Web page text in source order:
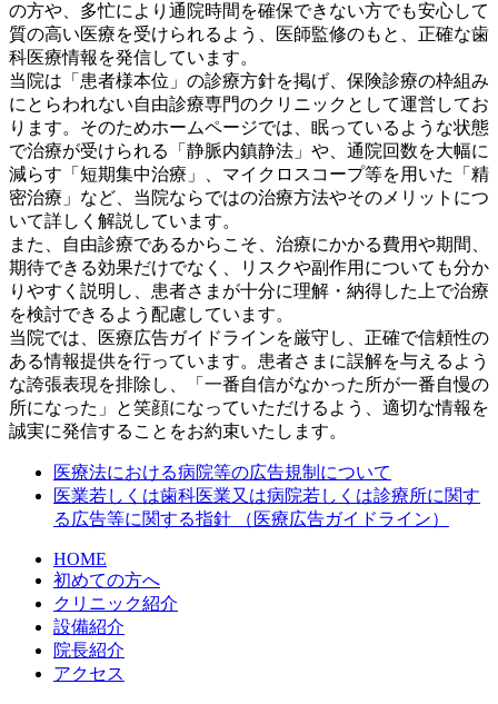
の方や、多忙により通院時間を確保できない方でも安心して
質の高い医療を受けられるよう、医師監修のもと、正確な歯
科医療情報を発信しています。
当院は「患者様本位」の診療方針を掲げ、保険診療の枠組み
にとらわれない自由診療専門のクリニックとして運営してお
ります。そのためホームページでは、眠っているような状態
で治療が受けられる「静脈内鎮静法」や、通院回数を大幅に
減らす「短期集中治療」、マイクロスコープ等を用いた「精
密治療」など、当院ならではの治療方法やそのメリットにつ
いて詳しく解説しています。
また、自由診療であるからこそ、治療にかかる費用や期間、
期待できる効果だけでなく、リスクや副作用についても分か
りやすく説明し、患者さまが十分に理解・納得した上で治療
を検討できるよう配慮しています。
当院では、医療広告ガイドラインを厳守し、正確で信頼性の
ある情報提供を行っています。患者さまに誤解を与えるよう
な誇張表現を排除し、「一番自信がなかった所が一番自慢の
所になった」と笑顔になっていただけるよう、適切な情報を
誠実に発信することをお約束いたします。
医療法における病院等の広告規制について
医業若しくは歯科医業又は病院若しくは診療所に関す
る広告等に関する指針 （医療広告ガイドライン）
HOME
初めての方へ
クリニック紹介
設備紹介
院長紹介
アクセス